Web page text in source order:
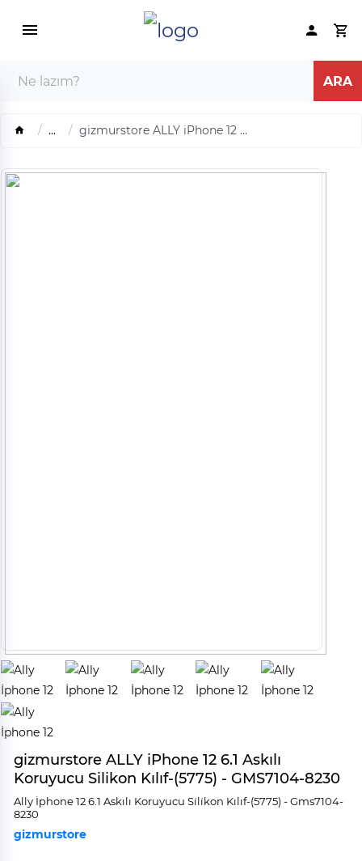
... gizmurstore ALLY iPhone 12 ...
gizmurstore ALLY iPhone 12 6.1 Askılı
Koruyucu Silikon Kılıf-(5775) - GMS7104-8230
Ally İphone 12 6.1 Askılı Koruyucu Si̇li̇kon Kılıf-(5775) - Gms7104-
8230
gizmurstore